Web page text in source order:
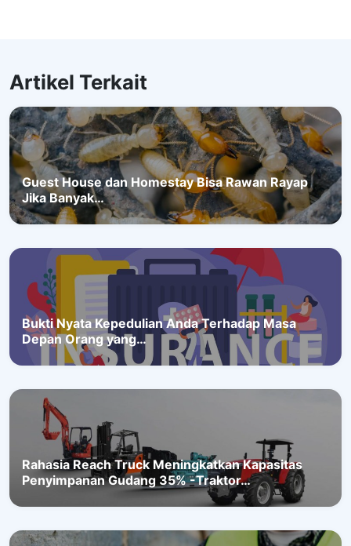
Artikel Terkait
Guest House dan Homestay Bisa Rawan Rayap
Jika Banyak…
Bukti Nyata Kepedulian Anda Terhadap Masa
Depan Orang yang…
Rahasia Reach Truck Meningkatkan Kapasitas
Penyimpanan Gudang 35% -Traktor…